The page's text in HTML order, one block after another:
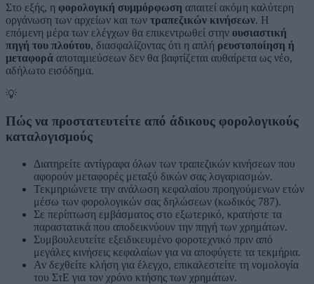
Στο εξής, η φορολογική συμμόρφωση απαιτεί ακόμη καλύτερη
οργάνωση των αρχείων και των τραπεζικών κινήσεων. Η
επόμενη μέρα των ελέγχων θα επικεντρωθεί στην ουσιαστική
πηγή του πλούτου, διασφαλίζοντας ότι η απλή ρευστοποίηση ή
μεταφορά αποταμιεύσεων δεν θα βαφτίζεται αυθαίρετα ως νέο,
αδήλωτο εισόδημα.
💡
Πώς να προστατευτείτε από άδικους φορολογικούς
καταλογισμούς
Διατηρείτε αντίγραφα όλων των τραπεζικών κινήσεων που
αφορούν μεταφορές μεταξύ δικών σας λογαριασμών.
Τεκμηριώνετε την ανάλωση κεφαλαίου προηγούμενων ετών
μέσω των φορολογικών σας δηλώσεων (κωδικός 787).
Σε περίπτωση εμβάσματος στο εξωτερικό, κρατήστε τα
παραστατικά που αποδεικνύουν την πηγή των χρημάτων.
Συμβουλευτείτε εξειδικευμένο φοροτεχνικό πριν από
μεγάλες κινήσεις κεφαλαίων για να αποφύγετε τα τεκμήρια.
Αν δεχθείτε κλήση για έλεγχο, επικαλεστείτε τη νομολογία
του ΣτΕ για τον χρόνο κτήσης των χρημάτων.